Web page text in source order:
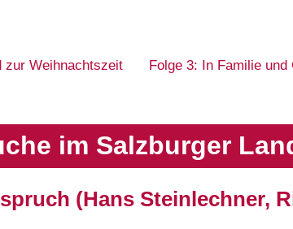
zur Weihnachtszeit Folge 3: In Familie
im Salzburger
(Hans Steinlechner,